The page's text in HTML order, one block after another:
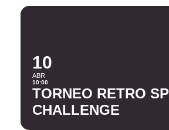
10
ABR
10:00
TORNEO RETRO
CHALLENGE